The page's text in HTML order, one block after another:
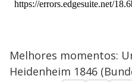
Melhores momentos:
Heidenheim 1846